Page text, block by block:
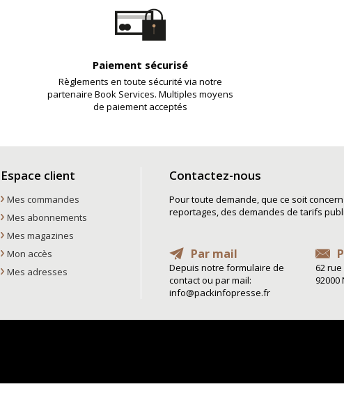
Paiement sécurisé
Règlements en toute sécurité via notre
partenaire Book Services. Multiples moyens
de paiement acceptés
Espace client
Mes commandes
Mes abonnements
Mes magazines
Mon accès
Mes adresses
Contactez-nous
Pour toute demande, que ce soit
reportages, des demandes de tarifs
Par mail
Depuis notre formulaire de
contact ou par mail:
info@packinfopresse.fr
62
92000